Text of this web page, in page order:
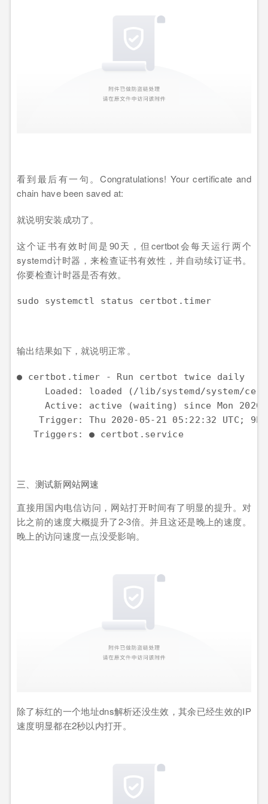
看到最后有一句。Congratulations! Your certificate and
chain have been saved at:
就说明安装成功了。
这个证书有效时间是90天，但certbot会每天运行两个
systemd计时器，来检查证书有效性，并自动续订证书。
你要检查计时器是否有效。
sudo systemctl status certbot.timer
输出结果如下，就说明正常。
● certbot.timer - Run certbot twice daily
Loaded: loaded (/lib/systemd/system/
Active: active (waiting) since Mon
Trigger: Thu 2020-05-21 05:22:32 UTC; 9h
   Triggers: ● certbot.service
三、测试新网站网速
直接用国内电信访问，网站打开时间有了明显的提升。对
比之前的速度大概提升了2-3倍。并且这还是晚上的速度。
晚上的访问速度一点没受影响。
除了标红的一个地址dns解析还没生效，其余已经生效的IP
速度明显都在2秒以内打开。